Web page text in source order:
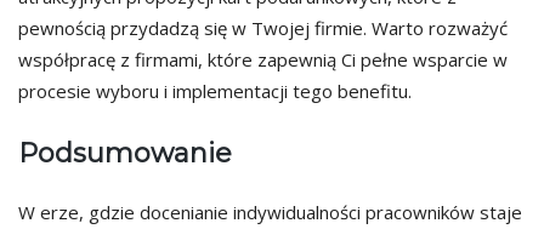
pewnością przydadzą się w Twojej firmie. Warto rozważyć
współpracę z firmami, które zapewnią Ci pełne wsparcie w
procesie wyboru i implementacji tego benefitu.
Podsumowanie
W erze, gdzie docenianie indywidualności pracowników staje